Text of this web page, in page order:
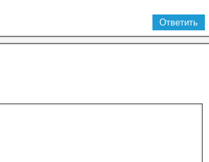
Ответить